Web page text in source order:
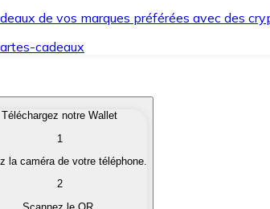
de vos marques préférées avec des
cadeaux
qui vous intéressent rapidement et en
en monnaie fiduciaire lorsque
Téléchargez notre Wallet
1
la caméra de votre téléphone.
2